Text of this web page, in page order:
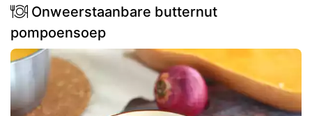
Onweerstaanbare butternut
pompoensoep